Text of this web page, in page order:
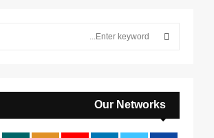
f
o
E
A
Our Networks